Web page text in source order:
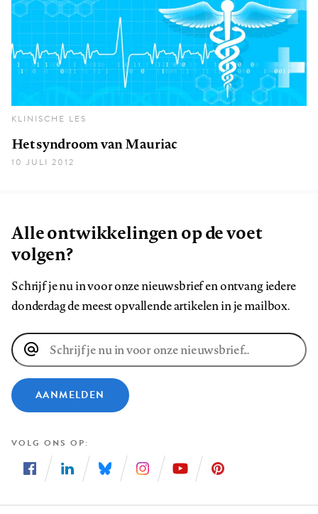
KLINISCHE LES
Het syndroom van Mauriac
10 JULI 2012
Alle ontwikkelingen op de voet
volgen?
Schrijf je nu in voor onze nieuwsbrief en ontvang iedere
donderdag de meest opvallende artikelen in je mailbox.
E-
mailadres
AANMELDEN
VOLG ONS OP
ons
ons
ons
ons
ons
ons